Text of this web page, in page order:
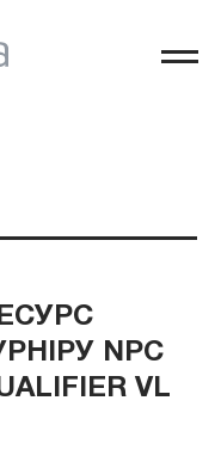
NPC
VL